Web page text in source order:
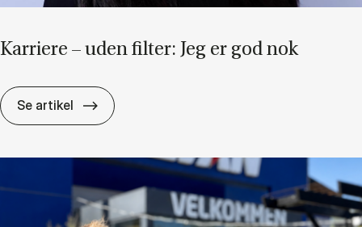
Kar­ri­e­re – uden fil­ter: Jeg er god nok
Se artikel Kar­ri­e­re – uden fil­ter: Jeg er god nok